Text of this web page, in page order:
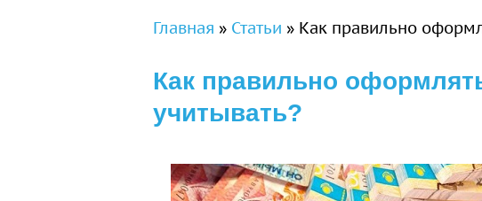
Вы здесь
Главная » Статьи » Как правильно
Как правильно
учитывать?